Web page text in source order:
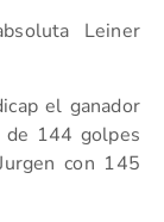
Leiner
el ganador
de 144 golpes
con 145